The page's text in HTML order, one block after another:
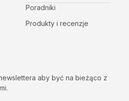
Poradniki
Produkty i recenzje
aby być na bieżąco z